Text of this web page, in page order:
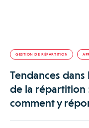
GESTION DE RÉPARTITION
Tendances
de la répartition
comment y